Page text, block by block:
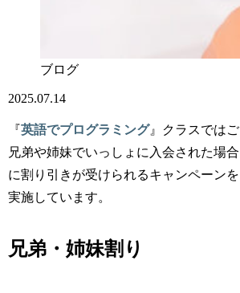
ブログ
2025.07.14
『英語でプログラミング』クラスではご
兄弟や姉妹でいっしょに入会された場合
に割り引きが受けられるキャンペーンを
実施しています。
兄弟・姉妹割り